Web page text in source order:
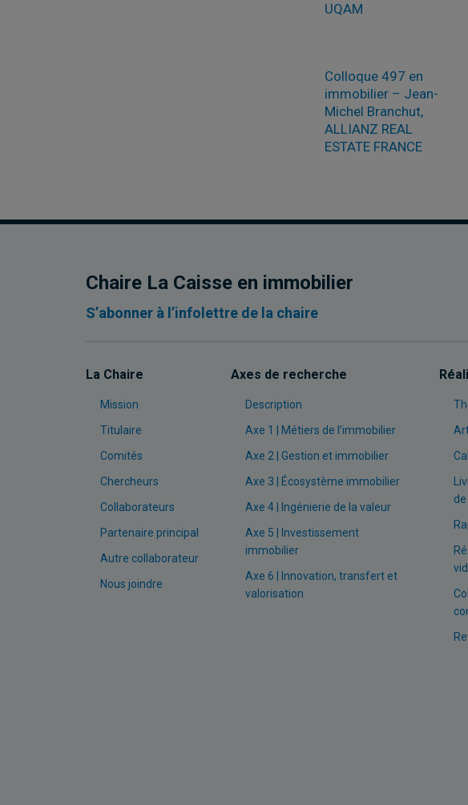
UQAM
Colloque 497 en
immobilier – Jean-
Michel Branchut,
ALLIANZ REAL
ESTATE FRANCE
Chaire La Caisse en immobilier
La Chaire
Mission
Titulaire
Comités
Chercheurs
Collaborateurs
Partenaire principal
Autre collaborateur
Nous joindre
Axes de recherche
Description
Axe 1 | Métiers de l’immobilier
Axe 2 | Gestion et immobilier
Axe 3 | Écosystème immobilier
Axe 4 | Ingénierie de la valeur
Axe 5 | Investissement
immobilier
Axe 6 | Innovation, transfert et
valorisation
S’abonner à l’infolettre de la chaire